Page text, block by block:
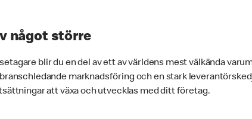
något större
blir du en del av ett av världens mest välkända
marknadsföring och en stark
att växa och utvecklas med ditt företag.